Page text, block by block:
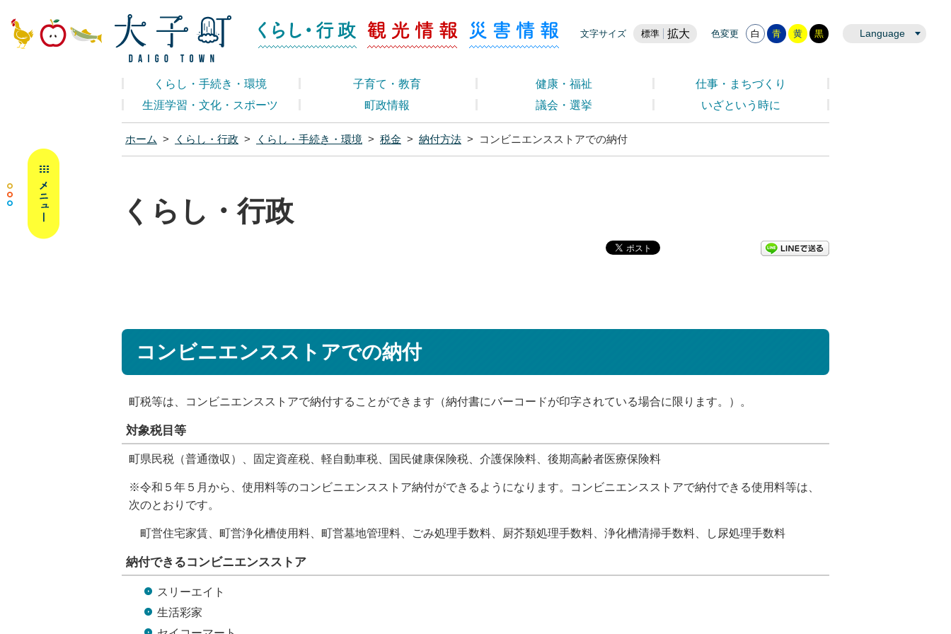
大子町ホームページ くらし・行政
文字サイズ 標準 拡大 色変更 白 青 黄 黒 Language
くらし・行政 観光情報 災害情報
くらし・手続き・環境 子育て・教育 健康・福祉
仕事・まちづくり
生涯学習・文化・スポーツ
町政情報 議会・選挙 いざという時に
ホーム > くらし・行政 > くらし・手続き・環境 > 税金 > 納付方法 > コンビニエンスストアでの納付
くらし・行政
コンビニエンスストアでの納付
町税等は、コンビニエンスストアで納付することができます（納付書にバーコードが印字されている場合に限ります。）。
対象税目等
町県民税（普通徴収）、固定資産税、軽自動車税、国民健康保険税、介護保険料、後期高齢者医療保険料
※令和５年５月から、使用料等のコンビニエンスストア納付ができるようになります。コンビニエンスストアで納付できる使用料等は、
次のとおりです。
町営住宅家賃、町営浄化槽使用料、町営墓地管理料、ごみ処理手数料、厨芥類処理手数料、浄化槽清掃手数料、し尿処理手数料
納付できるコンビニエンスストア
スリーエイト
生活彩家